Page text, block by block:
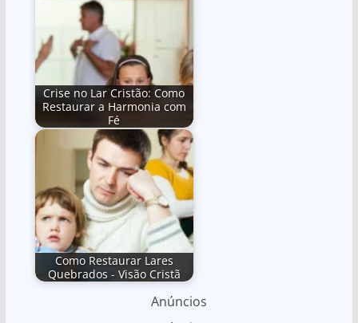
Crise no Lar Cristão: Como
Restaurar a Harmonia com
Fé
Como Restaurar Lares
Quebrados - Visão Cristã
Anúncios